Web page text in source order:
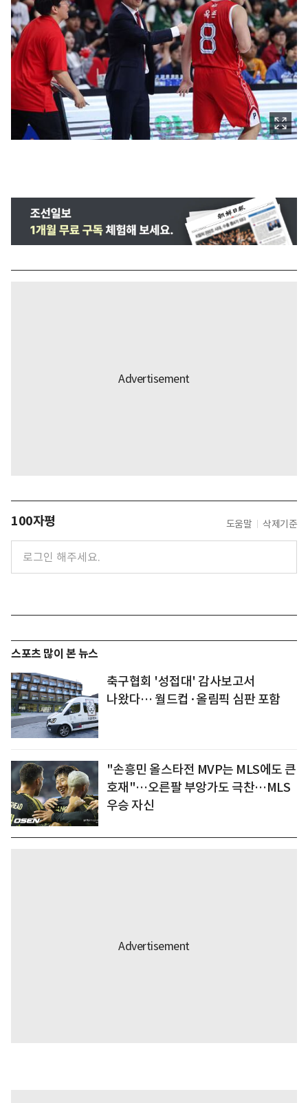
100자평 도움말 삭제기준
스포츠 많이 본 뉴스
축구협회 '성접대' 감사보고서
나왔다… 월드컵·올림픽 심판 포함
"손흥민 올스타전 MVP는 MLS에도 큰
호재"…오른팔 부앙가도 극찬…MLS
우승 자신